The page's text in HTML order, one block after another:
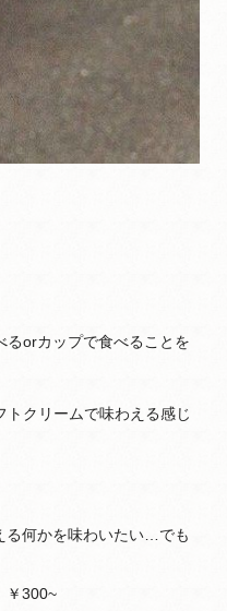
るorカップで食べることを
クリームで味わえる感じ
る何かを味わいたい…でも
￥300~